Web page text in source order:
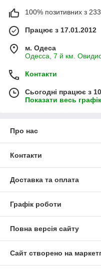
100% позитивних з 233
Працює з 17.01.2012
м. Одеса
Одесса, 7 й км.
Контакти
Сьогодні працює з
Показати весь
Про нас
Контакти
Доставка та оплата
Графік роботи
Повна версія сайту
Сайт створено на